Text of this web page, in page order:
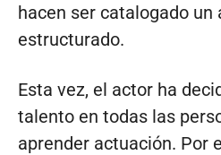
hacen ser catalogado un
estructurado.
Esta vez, el actor ha
talento en todas las
aprender actuación. Por